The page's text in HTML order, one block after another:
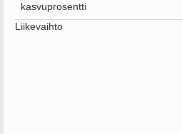
kasvuprosentti
Liikevaihto